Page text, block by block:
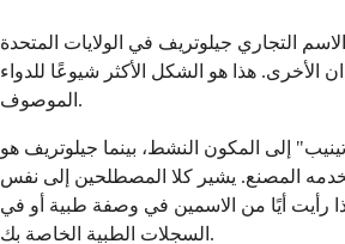
التجاري جيلوتريف في الولايات المتحدة
الأخرى. هذا هو الشكل الأكثر شيوعًا للدواء
الموصوف.
إلى المكون النشط، بينما جيلوتريف هو
المصنع. يشير كلا المصطلحين إلى نفس
إذا رأيت أيًا من الاسمين في وصفة طبية أو في
السجلات الطبية الخاصة بك.